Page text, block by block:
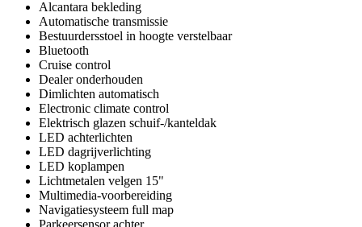
Alcantara bekleding
Automatische transmissie
Bestuurdersstoel in hoogte verstelbaar
Bluetooth
Cruise control
Dealer onderhouden
Dimlichten automatisch
Electronic climate control
Elektrisch glazen schuif-/kanteldak
LED achterlichten
LED dagrijverlichting
LED koplampen
Lichtmetalen velgen 15"
Multimedia-voorbereiding
Navigatiesysteem full map
Parkeersensor achter